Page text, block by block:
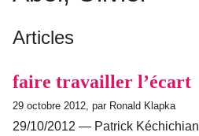
Articles
faire travailler l’écart
29 octobre 2012, par Ronald Klapka
29/10/2012 — Patrick Kéchichian